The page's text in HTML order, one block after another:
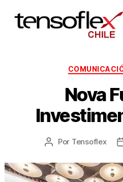
Nova
Por Tensoflex